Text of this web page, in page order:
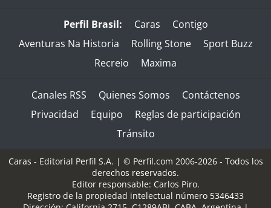
Perfil Brasil: Caras
Contigo
Aventuras Na Historia
Rolling Stone
Sport Buzz
Recreio
Maxima
Canales RSS Quienes Somos
Contáctenos
Privacidad
Equipo
Reglas de participación
Tránsito
Caras - Editorial Perfil S.A. | © Perfil.com 2006-2026 - Todos los
derechos reservados.
Editor responsable: Carlos Piro.
Registro de la propiedad intelectual número 5346433